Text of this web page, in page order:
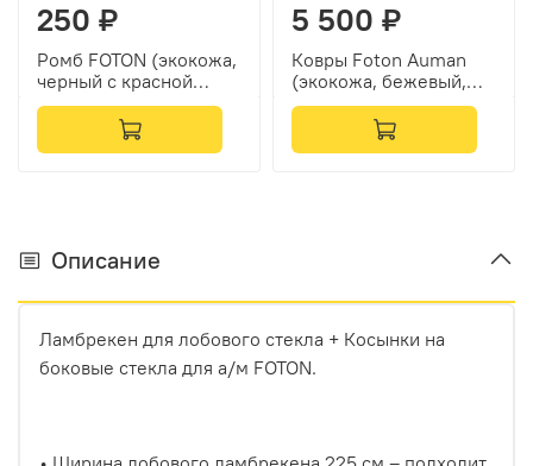
250 ₽
Ромб FOTON (экокожа,
черный с красной
вышивкой и красным
5 500 ₽
Ковры Foton Auman
(экокожа, бежевый,
бежевый кант, красная
вышивка)
Описание
Ламбрекен для лобового стекла + Косынки на
боковые стекла для а/м FOTON.